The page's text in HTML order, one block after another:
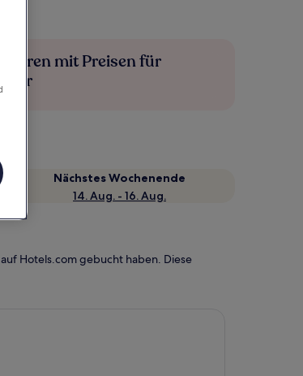
sparen mit Preisen für
Nächstes Wochenende
14. Aug. - 16. Aug.
Hotels.com gebucht haben. Diese